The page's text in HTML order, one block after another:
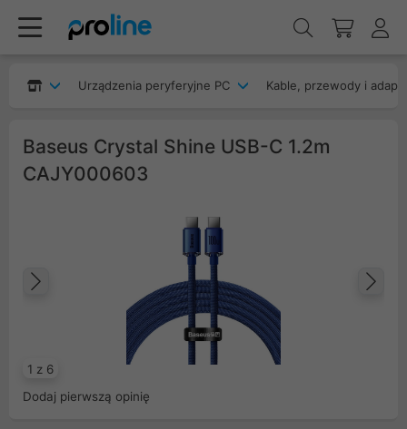
Urządzenia peryferyjne PC Kable, przewody i
Baseus Crystal Shine USB-C 1.2m
CAJY000603
1 z 6
Poprzedni
Dodaj pierwszą opinię